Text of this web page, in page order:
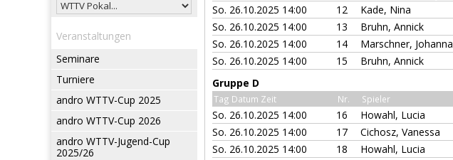
Veranstaltungen
Seminare
Turniere
andro WTTV-Cup 2025
andro WTTV-Cup 2026
andro WTTV-Jugend-Cup
2025/26
So. 26.10.2025 14:00
12 Kade, Nina
So. 26.10.2025 14:00
13 Bruhn, Annick
So. 26.10.2025 14:00
14 Marschner, Johanna
So. 26.10.2025 14:00
15 Bruhn, Annick
Gruppe D
Tag Datum Zeit Nr. Spieler
So. 26.10.2025 14:00 16 Howahl, Lucia
So. 26.10.2025 14:00
17 Cichosz, Vanessa
So. 26.10.2025 14:00
18 Howahl, Lucia